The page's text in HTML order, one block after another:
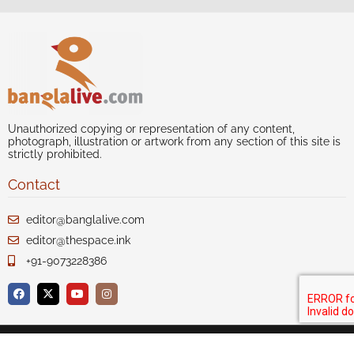
Unauthorized copying or representation of any content,
photograph, illustration or artwork from any section of this site is
strictly prohibited.
Contact
editor@banglalive.com
editor@thespace.ink
+91-9073228386